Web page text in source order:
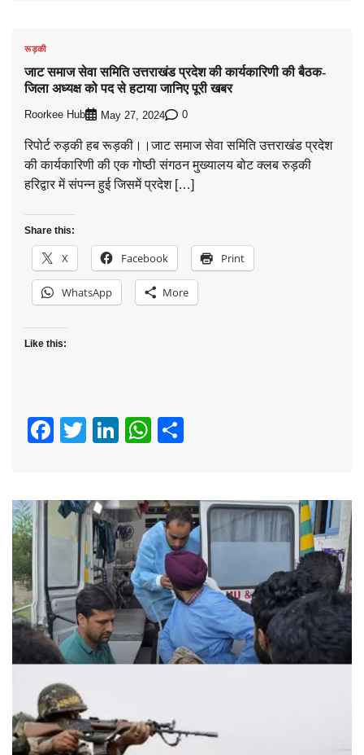
रूड़की
जाट समाज सेवा समिति उत्तराखंड प्रदेश की कार्यकारिणी की बैठक-
जिला अध्यक्ष को पद से हटाया जानिए पूरी खबर
Roorkee Hub May 27, 2024 0
रिपोर्ट रुड़की हब रूड़की।।जाट समाज सेवा समिति उत्तराखंड प्रदेश
की कार्यकारिणी की एक गोष्ठी संगठन मुख्यालय बोट क्लब रुड़की
हरिद्वार में संपन्न हुई जिसमें प्रदेश […]
Share this:
X Facebook Print
WhatsApp More
Like this:
Facebook
TwitterLinkedIn
WhatsApp